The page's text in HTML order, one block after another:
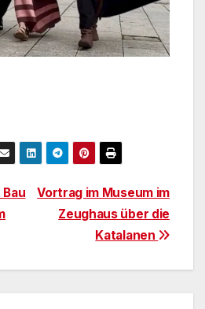
Vortrag im Museum im
Zeughaus über die
Katalanen